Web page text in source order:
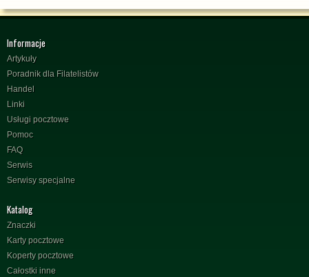
Informacje
Artykuły
Poradnik dla Filatelistów
Handel
Linki
Usługi pocztowe
Pomoc
FAQ
Serwis
Serwisy specjalne
Katalog
Znaczki
Karty pocztowe
Koperty pocztowe
Całostki inne